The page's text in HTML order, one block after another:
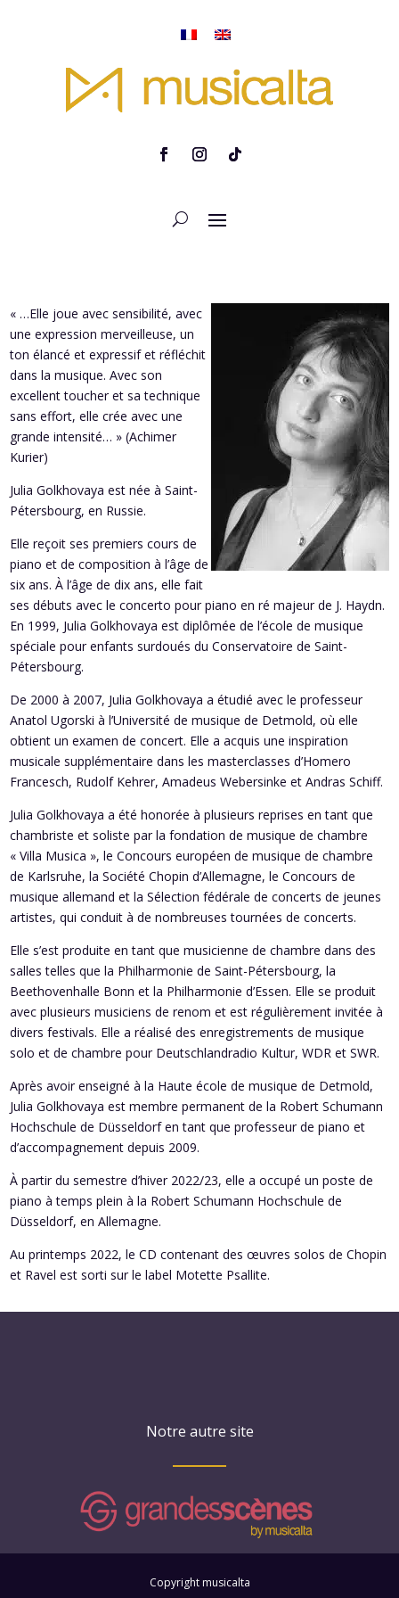
« …Elle joue avec sensibilité, avec
une expression merveilleuse, un
ton élancé et expressif et réfléchit
dans la musique. Avec son
excellent toucher et sa technique
sans effort, elle crée avec une
grande intensité… » (Achimer
Kurier)
Julia Golkhovaya est née à Saint-
Pétersbourg, en Russie.
Elle reçoit ses premiers cours de
piano et de composition à l’âge de
six ans. À l’âge de dix ans, elle fait
ses débuts avec le concerto pour piano en ré majeur de J. Haydn.
En 1999, Julia Golkhovaya est diplômée de l’école de musique
spéciale pour enfants surdoués du Conservatoire de Saint-
Pétersbourg.
De 2000 à 2007, Julia Golkhovaya a étudié avec le professeur
Anatol Ugorski à l’Université de musique de Detmold, où elle
obtient un examen de concert. Elle a acquis une inspiration
musicale supplémentaire dans les masterclasses d’Homero
Francesch, Rudolf Kehrer, Amadeus Webersinke et Andras Schiff.
Julia Golkhovaya a été honorée à plusieurs reprises en tant que
chambriste et soliste par la fondation de musique de chambre
« Villa Musica », le Concours européen de musique de chambre
de Karlsruhe, la Société Chopin d’Allemagne, le Concours de
musique allemand et la Sélection fédérale de concerts de jeunes
artistes, qui conduit à de nombreuses tournées de concerts.
Elle s’est produite en tant que musicienne de chambre dans des
salles telles que la Philharmonie de Saint-Pétersbourg, la
Beethovenhalle Bonn et la Philharmonie d’Essen. Elle se produit
avec plusieurs musiciens de renom et est régulièrement invitée à
divers festivals. Elle a réalisé des enregistrements de musique
solo et de chambre pour Deutschlandradio Kultur, WDR et SWR.
Après avoir enseigné à la Haute école de musique de Detmold,
Julia Golkhovaya est membre permanent de la Robert Schumann
Hochschule de Düsseldorf en tant que professeur de piano et
d’accompagnement depuis 2009.
À partir du semestre d’hiver 2022/23, elle a occupé un poste de
piano à temps plein à la Robert Schumann Hochschule de
Düsseldorf, en Allemagne.
Au printemps 2022, le CD contenant des œuvres solos de Chopin
et Ravel est sorti sur le label Motette Psallite.
Notre autre site
Copyright musicalta